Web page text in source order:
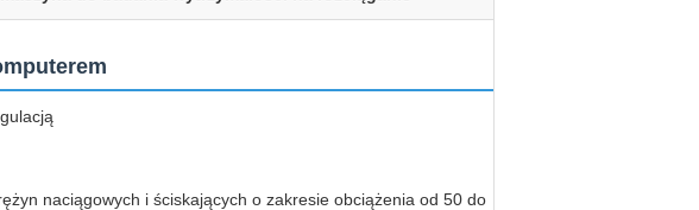
naciągowych i ściskających o zakresie obciążenia od 50 do